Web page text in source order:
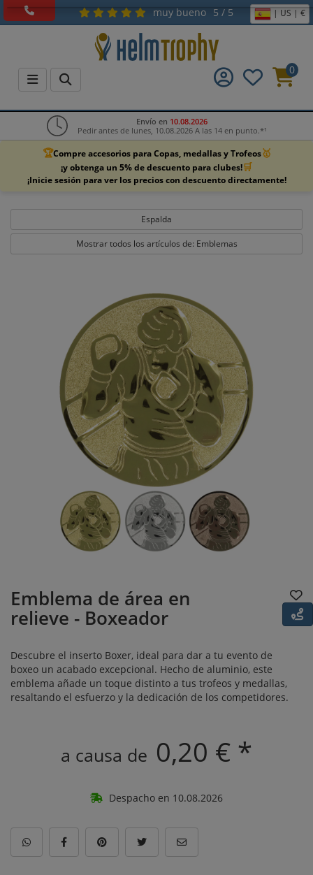
muy bueno 5 / 5 | US | €
0
Envío en 10.08.2026
Pedir antes de lunes, 10.08.2026 A las 14 en punto.*¹
🏆Compre accesorios para Copas, medallas y Trofeos🥇
¡y obtenga un 5% de descuento para clubes!🛒
¡Inicie sesión para ver los precios con descuento directamente!
Espalda
Mostrar todos los artículos de: Emblemas
Emblema de área en
relieve - Boxeador
Descubre el inserto Boxer, ideal para dar a tu evento de
boxeo un acabado excepcional. Hecho de aluminio, este
emblema añade un toque distinto a tus trofeos y medallas,
resaltando el esfuerzo y la dedicación de los competidores.
a causa de 0,20 € *
Despacho en 10.08.2026